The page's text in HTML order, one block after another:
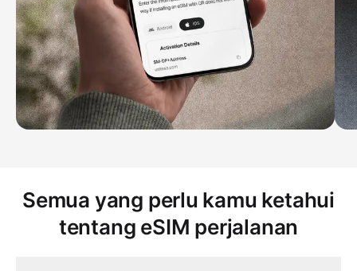
Semua yang perlu kamu ketahui
tentang eSIM perjalanan